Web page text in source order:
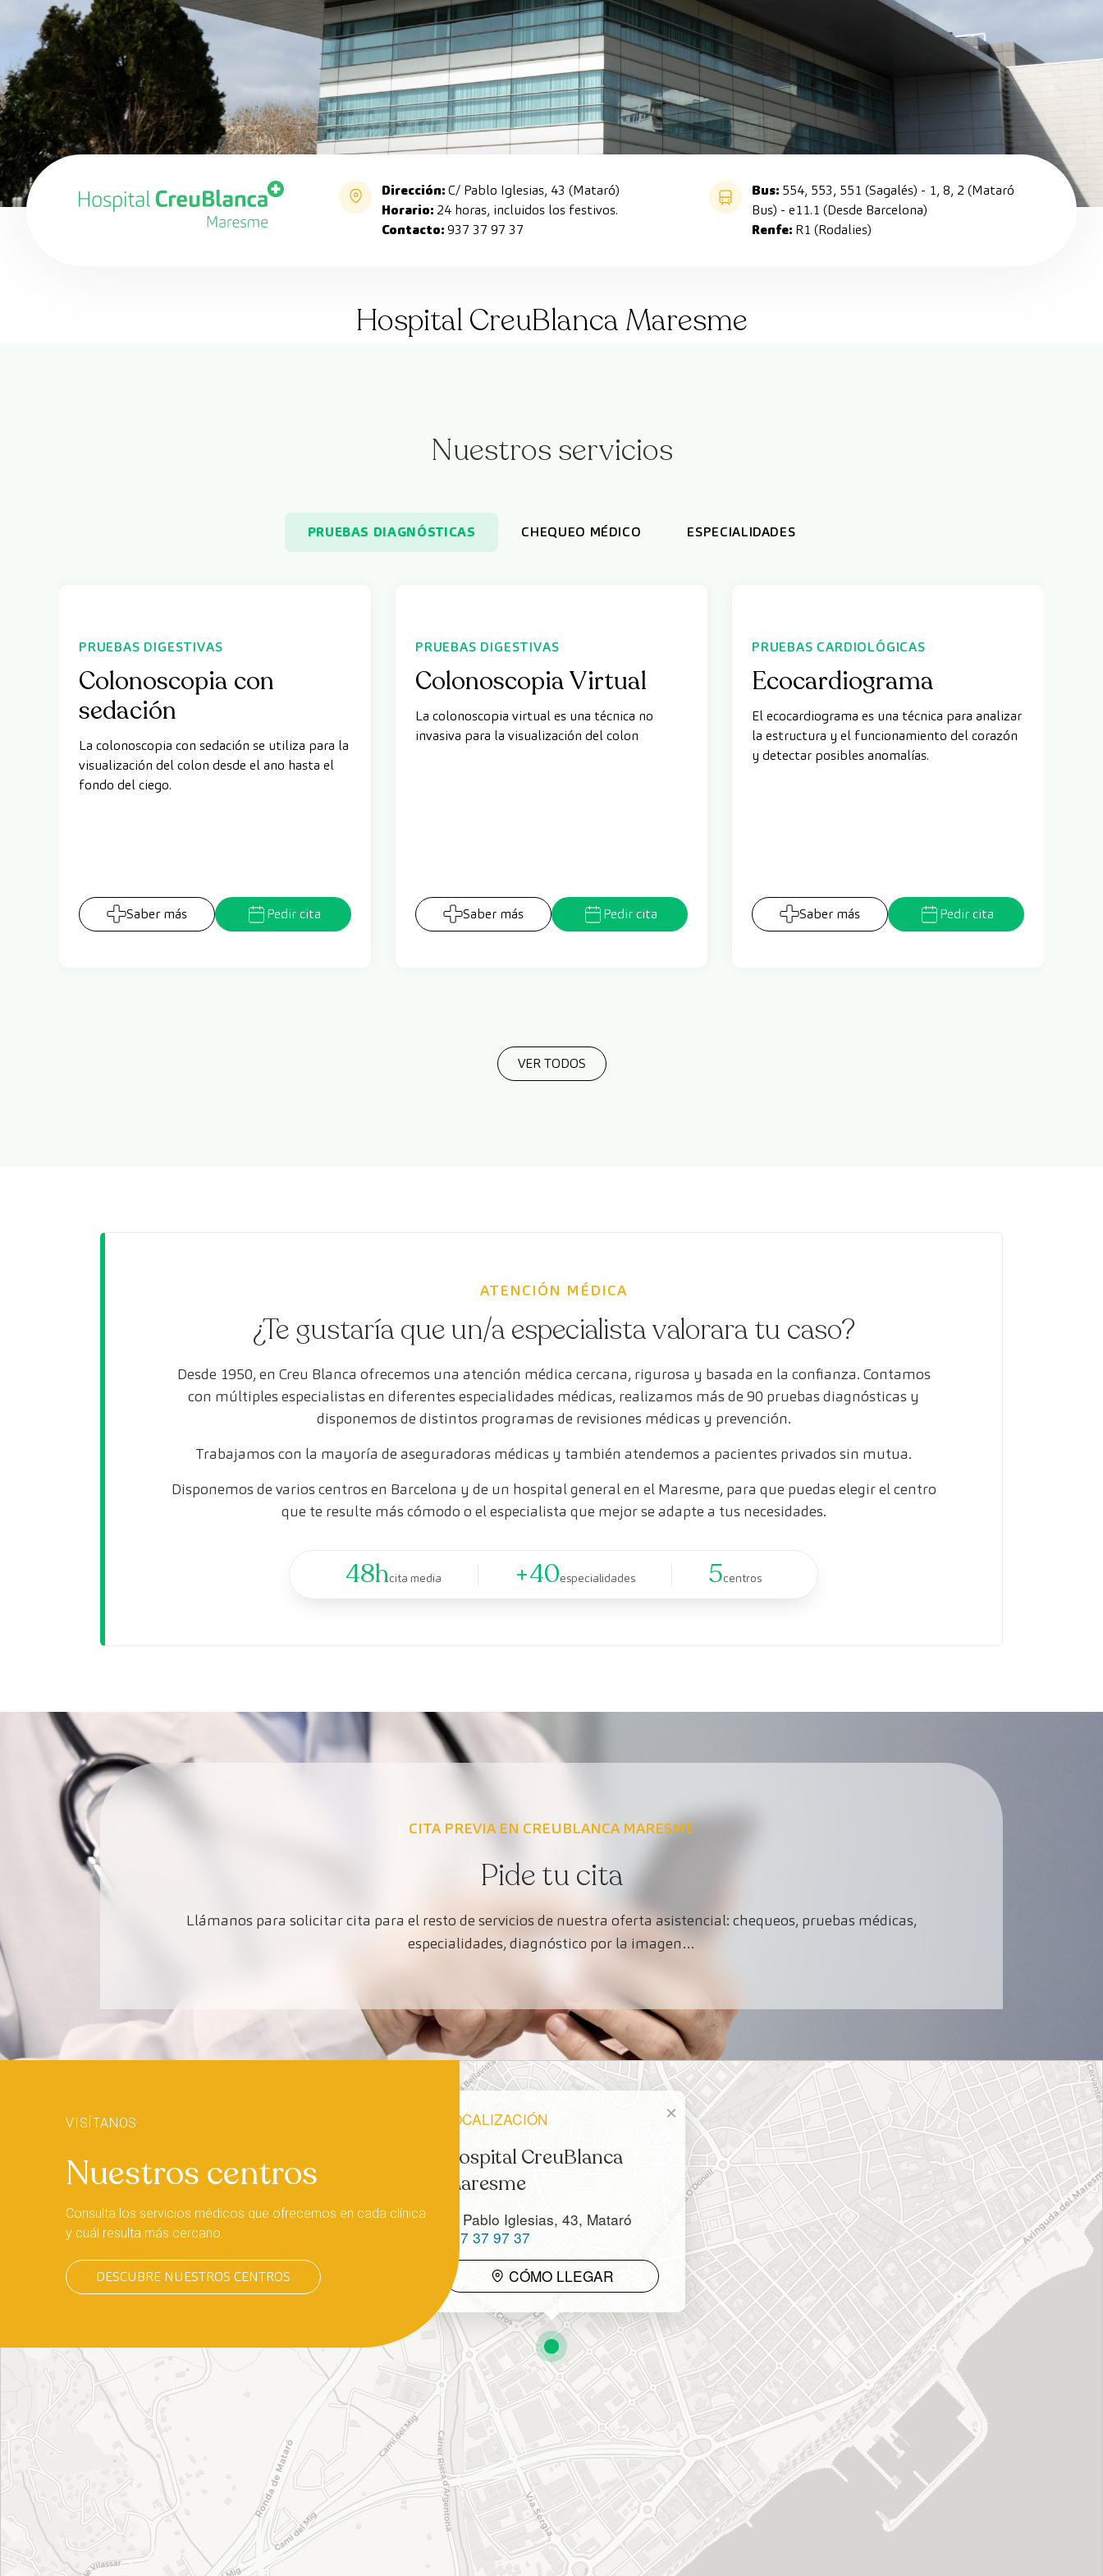
Dirección:C/ Pablo Iglesias, 43 (Mataró)
Horario: 24 horas, incluidos los festivos.
Contacto:937 37 97 37
Bus: 554, 553, 551 (Sagalés) - 1, 8, 2 (Mataró
Bus) - e11.1 (Desde Barcelona)
Renfe: R1 (Rodalies)
Hospital CreuBlanca Maresme
Nuestros servicios
PRUEBAS DIAGNÓSTICAS CHEQUEO MÉDICO ESPECIALIDADES
PRUEBAS DIGESTIVAS
Colonoscopia con
sedación
La colonoscopia con sedación se utiliza para la
visualización del colon desde el ano hasta el
fondo del ciego.
Saber más Pedir cita
PRUEBAS DIGESTIVAS
Colonoscopia Virtual
La colonoscopia virtual es una técnica no
invasiva para la visualización del colon
Saber más Pedir cita
PRUEBAS CARDIOLÓGICAS
Ecocardiograma
El ecocardiograma es una técnica para analizar
la estructura y el funcionamiento del corazón
y detectar posibles anomalías.
Saber más Pedir cita
VER TODOS
ATENCIÓN MÉDICA
¿Te gustaría que un/a especialista valorara tu caso?
Desde 1950, en Creu Blanca ofrecemos una atención médica cercana, rigurosa y basada en la confianza. Contamos
con múltiples especialistas en diferentes especialidades médicas, realizamos más de 90 pruebas diagnósticas y
disponemos de distintos programas de revisiones médicas y prevención.
Trabajamos con la mayoría de aseguradoras médicas y también atendemos a pacientes privados sin mutua.
Disponemos de varios centros en Barcelona y de un hospital general en el Maresme, para que puedas elegir el centro
que te resulte más cómodo o el especialista que mejor se adapte a tus necesidades.
48hcita media +40especialidades 5centros
CITA PREVIA EN CREUBLANCA MARESME
Pide tu cita
Llámanos para solicitar cita para el resto de servicios de nuestra oferta asistencial: chequeos, pruebas médicas,
especialidades, diagnóstico por la imagen…
LOCALIZACIÓN
Hospital CreuBlanca
Maresme
C/ Pablo Iglesias, 43, Mataró
937 37 97 37
CÓMO LLEGAR
×
VISÍTANOS
Nuestros centros
Consulta los servicios médicos que ofrecemos en cada clínica
y cuál resulta más cercano.
DESCUBRE NUESTROS CENTROS